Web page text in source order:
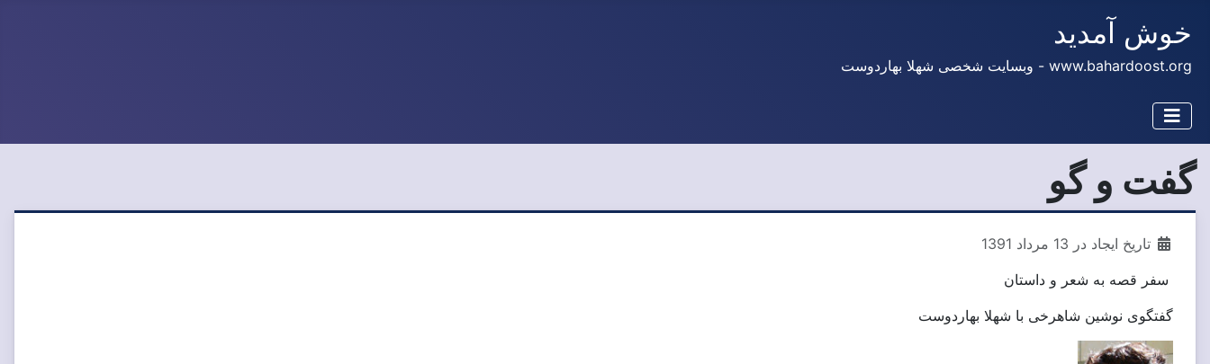
خوش آمدید
www.bahardoost.org - وبسایت شخصی شهلا بهاردوست
گفت و گو
تاریخ ایجاد در 13 مرداد 1391
سفر قصه به شعر و داستان
گفتگوی نوشین شاهرخی با شهلا بهاردوست